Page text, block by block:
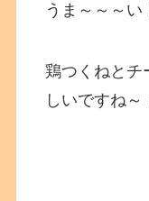
うま～～～い
鶏つくねとチ
しいですね～